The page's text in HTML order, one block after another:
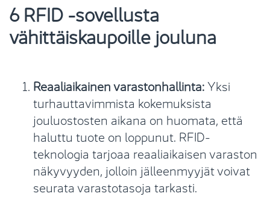
6 RFID -sovellusta
vähittäiskaupoille jouluna
Reaaliaikainen varastonhallinta:Yksi
turhauttavimmista kokemuksista
jouluostosten aikana on huomata, että
haluttu tuote on loppunut. RFID-
teknologia tarjoaa reaaliaikaisen varaston
näkyvyyden, jolloin jälleenmyyjät voivat
seurata varastotasoja tarkasti.